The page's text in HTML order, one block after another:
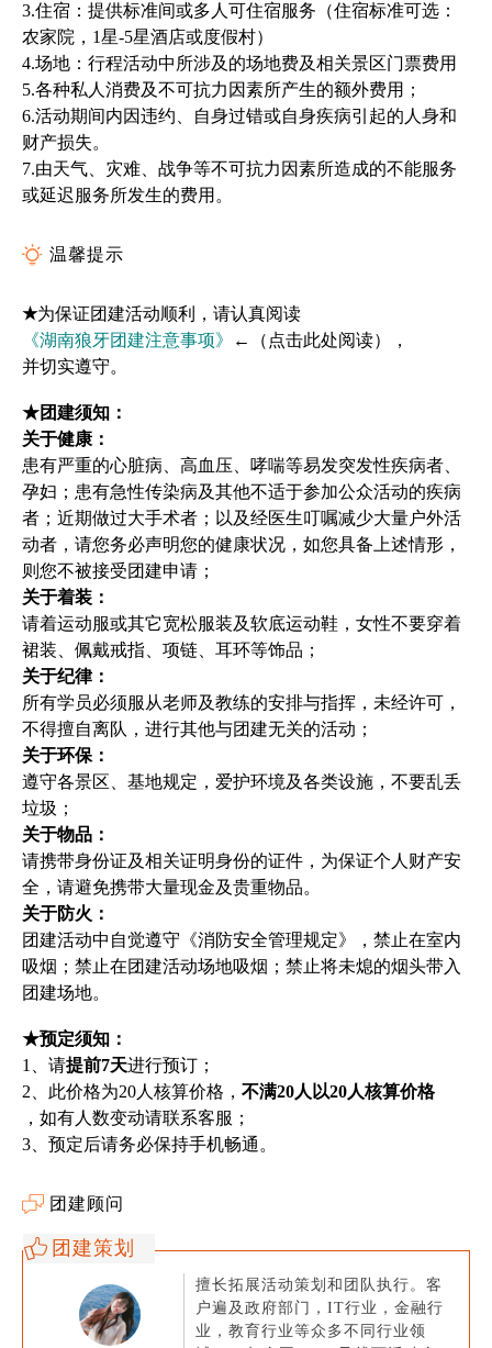
3.住宿：提供标准间或多人可住宿服务（住宿标准可选：
农家院，1星-5星酒店或度假村）
4.场地：行程活动中所涉及的场地费及相关景区门票费用
5.各种私人消费及不可抗力因素所产生的额外费用；
6.活动期间内因违约、自身过错或自身疾病引起的人身和
财产损失。
7.由天气、 灾难、战争等不可抗力因素所造成的不能服务
或延迟服务所发生的费用。
温馨提示
★为保证团建活动顺利，请认真阅读
《湖南狼牙团建注意事项》
←（点击此处阅读），
并切实遵守。
★团建须知：
关于健康：
患有严重的心脏病、高血压、哮喘等易发突发性疾病者、
孕妇；患有急性传染病及其他不适于参加公众活动的疾病
者；近期做过大手术者；以及经医生叮嘱减少大量户外活
动者，请您务必声明您的健康状况，如您具备上述情形，
则您不被接受团建申请；
关于着装：
请着运动服或其它宽松服装及软底运动鞋，女性不要穿着
裙装、佩戴戒指、项链、耳环等饰品；
关于纪律：
所有学员必须服从老师及教练的安排与指挥，未经许可，
不得擅自离队，进行其他与团建无关的活动；
关于环保：
遵守各景区、基地规定，爱护环境及各类设施，不要乱丢
垃圾；
关于物品：
请携带身份证及相关证明身份的证件，为保证个人财产安
全，请避免携带大量现金及贵重物品。
关于防火：
团建活动中自觉遵守《消防安全管理规定》，禁止在室内
吸烟；禁止在团建活动场地吸烟；禁止将未熄的烟头带入
团建场地。
★预定须知：
1、请提前7天进行预订；
2、此价格为20人核算价格， 不满20人以20人核算价格
，如有人数变动请联系客服；
3、预定后请务必保持手机畅通。
团建顾问
团建策划
擅长拓展活动策划和团队执行。客
户遍及政府部门，IT行业，金融行
业，教育行业等众多不同行业领